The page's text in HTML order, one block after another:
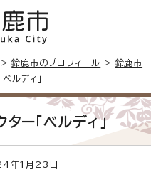
>鈴鹿市のプロフィール > 鈴鹿市
ルディ」
ー「ベルディ」
年1月23日